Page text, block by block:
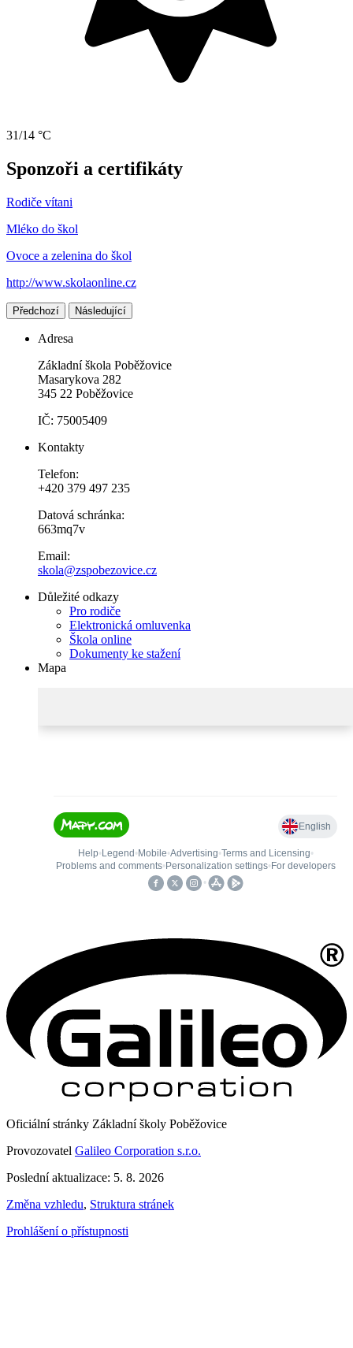
31/14 °C
Sponzoři a certifikáty
Rodiče vítani
Mléko do škol
Ovoce a zelenina do škol
http://www.skolaonline.cz
Předchozí Následující
Adresa
Základní škola Poběžovice
Masarykova 282
345 22 Poběžovice
IČ: 75005409
Kontakty
Telefon:
+420 379 497 235
Datová schránka:
663mq7v
Email:
skola@zspobezovice.cz
Důležité odkazy
Pro rodiče
Elektronická omluvenka
Škola online
Dokumenty ke stažení
Mapa
Oficiální stránky Základní školy Poběžovice
Provozovatel Galileo Corporation s.r.o.
Poslední aktualizace: 5. 8. 2026
Změna vzhledu, Struktura stránek
Prohlášení o přístupnosti